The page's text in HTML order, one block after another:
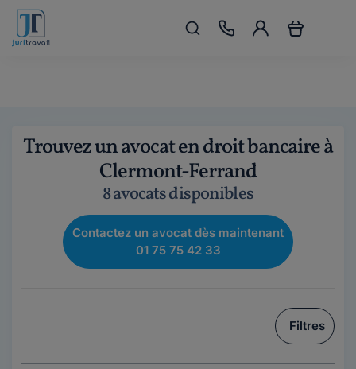
Trouvez un avocat en droit bancaire à
Clermont-Ferrand
8 avocats disponibles
Contactez un avocat dès maintenant
01 75 75 42 33
Filtres